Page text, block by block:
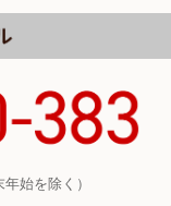
始を除く）